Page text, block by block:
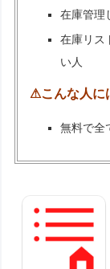
在庫管理
在庫リス
い人
⚠こんな人に
無料で全